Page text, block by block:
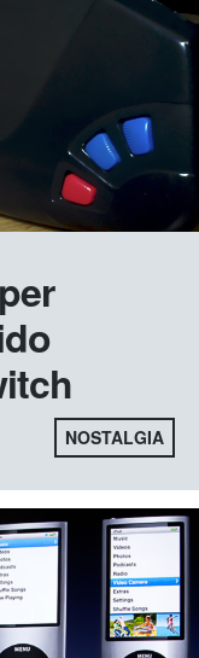
NOSTALGIA